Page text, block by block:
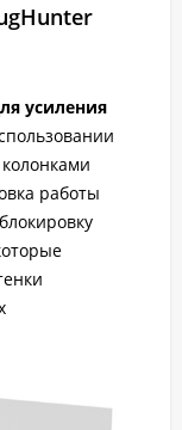
усиления
работы